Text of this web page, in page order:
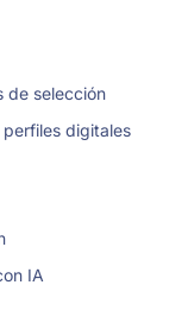
de selección
digitales
IA